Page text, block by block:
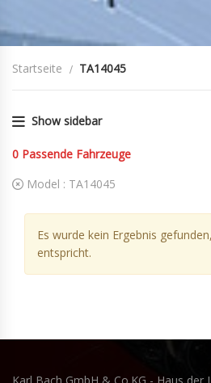
Startseite TA14045
Show sidebar
0 Passende Fahrzeuge
Model : TA14045
Es wurde kein Ergebnis
entspricht.